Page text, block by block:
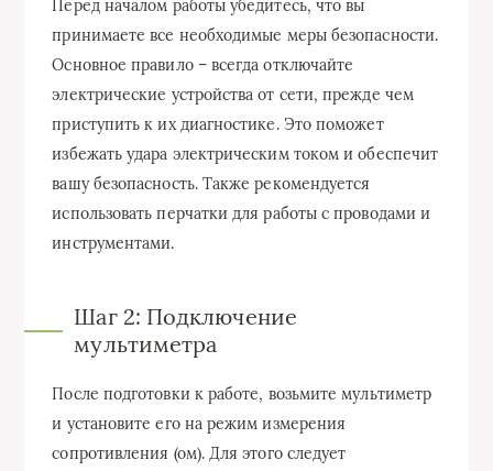
Перед началом работы убедитесь, что вы
принимаете все необходимые меры безопасности.
Основное правило – всегда отключайте
электрические устройства от сети, прежде чем
приступить к их диагностике. Это поможет
избежать удара электрическим током и обеспечит
вашу безопасность. Также рекомендуется
использовать перчатки для работы с проводами и
инструментами.
Шаг 2: Подключение
мультиметра
После подготовки к работе, возьмите мультиметр
и установите его на режим измерения
сопротивления (ом). Для этого следует